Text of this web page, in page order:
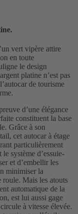
vert vipère attire
en toute
le design
platine n’est pas
de tourisme
d’une élégance
constituent la base
Grâce à son
cet autocar à étage
particulièrement
système d’essuie-
et d’embellir les
minimiser la
Mais les atouts
automatique de la
est lui aussi gage
à vitesse élevée.